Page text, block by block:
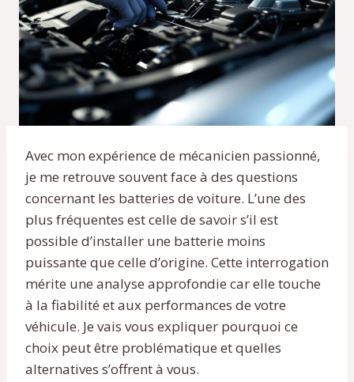
Avec mon expérience de mécanicien passionné,
je me retrouve souvent face à des questions
concernant les batteries de voiture. L’une des
plus fréquentes est celle de savoir s’il est
possible d’installer une batterie moins
puissante que celle d’origine. Cette interrogation
mérite une analyse approfondie car elle touche
à la fiabilité et aux performances de votre
véhicule. Je vais vous expliquer pourquoi ce
choix peut être problématique et quelles
alternatives s’offrent à vous.